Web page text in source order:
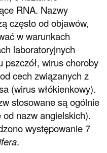
RNA. Nazwy
często od objawów,
w warunkach
laboratoryjnych
pszczół, wirus choroby
cech związanych z
(wirus włókienkowy).
stosowane są ogólnie
nazw angielskich).
występowanie 7
.